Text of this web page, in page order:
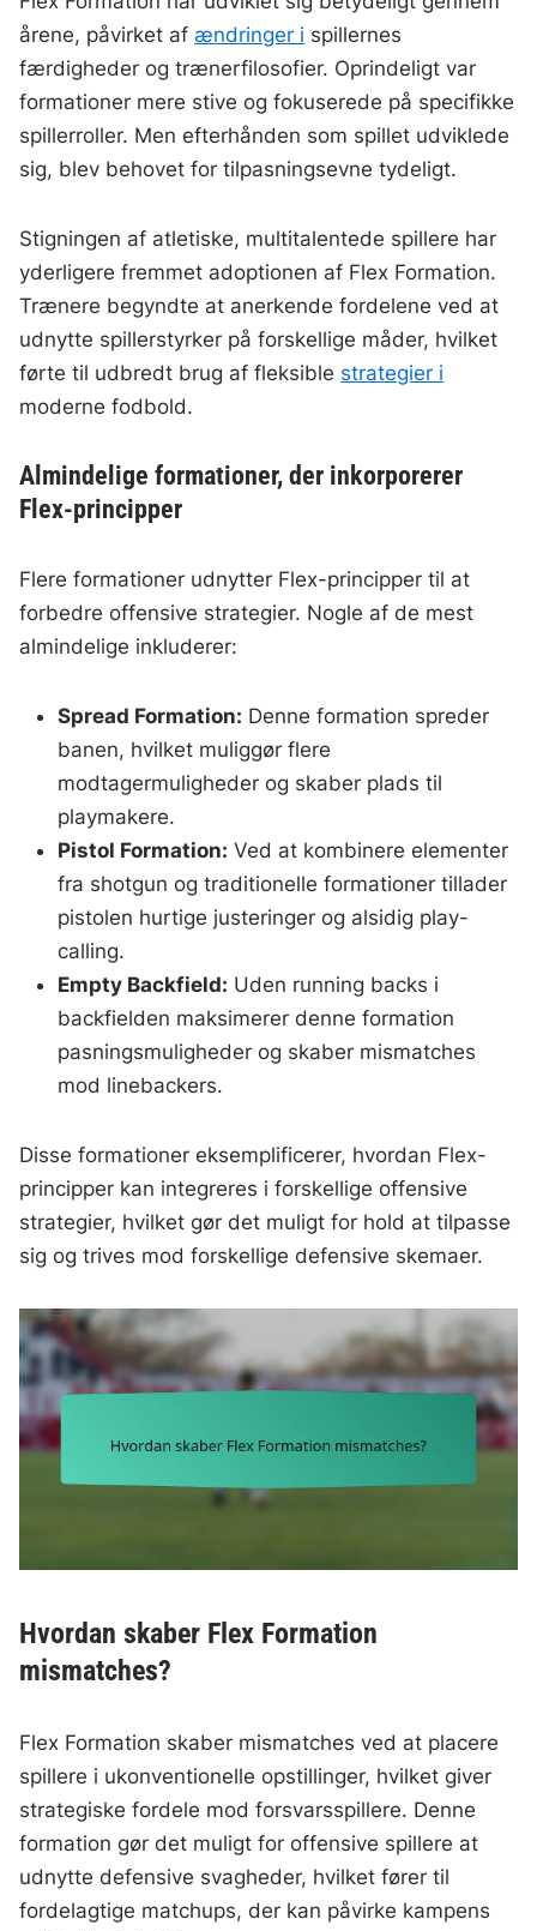
årene, påvirket af ændringer i spillernes
færdigheder og trænerfilosofier. Oprindeligt var
formationer mere stive og fokuserede på specifikke
spillerroller. Men efterhånden som spillet udviklede
sig, blev behovet for tilpasningsevne tydeligt.
Stigningen af atletiske, multitalentede spillere har
yderligere fremmet adoptionen af Flex Formation.
Trænere begyndte at anerkende fordelene ved at
udnytte spillerstyrker på forskellige måder, hvilket
førte til udbredt brug af fleksible strategier i
moderne fodbold.
Almindelige formationer, der inkorporerer
Flex-principper
Flere formationer udnytter Flex-principper til at
forbedre offensive strategier. Nogle af de mest
almindelige inkluderer:
Spread Formation: Denne formation spreder
banen, hvilket muliggør flere
modtagermuligheder og skaber plads til
playmakere.
Pistol Formation: Ved at kombinere elementer
fra shotgun og traditionelle formationer tillader
pistolen hurtige justeringer og alsidig play-
calling.
Empty Backfield: Uden running backs i
backfielden maksimerer denne formation
pasningsmuligheder og skaber mismatches
mod linebackers.
Disse formationer eksemplificerer, hvordan Flex-
principper kan integreres i forskellige offensive
strategier, hvilket gør det muligt for hold at tilpasse
sig og trives mod forskellige defensive skemaer.
Hvordan skaber Flex Formation
mismatches?
Flex Formation skaber mismatches ved at placere
spillere i ukonventionelle opstillinger, hvilket giver
strategiske fordele mod forsvarsspillere. Denne
formation gør det muligt for offensive spillere at
udnytte defensive svagheder, hvilket fører til
fordelagtige matchups, der kan påvirke kampens